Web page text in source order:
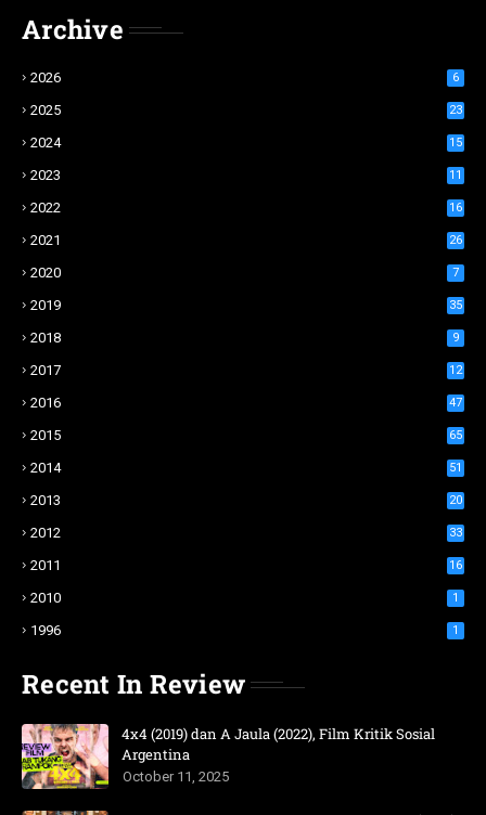
Archive
2026 6
2025 23
2024 15
2023 11
2022 16
2021 26
2020 7
2019 35
2018 9
2017 12
2016 47
2015 65
2014 51
2013 20
2012 33
2011 16
2010 1
1996 1
Recent In Review
4x4 (2019) dan A Jaula (2022), Film Kritik Sosial
Argentina
October 11, 2025